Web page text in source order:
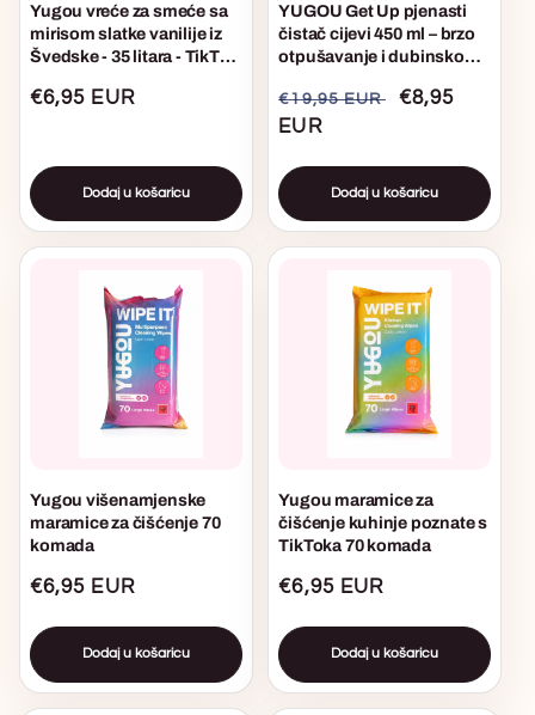
Yugou vreće za smeće sa
mirisom slatke vanilije iz
Švedske - 35 litara - TikTok
Uobičajena
€6,95 EUR
Dodaj u košaricu
YUGOU Get Up pjenasti
čistač cijevi 450 ml – brzo
otpušavanje i dubinsko
odvode
Uobičajena
cijena
€19,95 EUR
Akcijska
€8,95
EUR
Dodaj u košaricu
Yugou višenamjenske
maramice za čišćenje 70
komada
Uobičajena
€6,95 EUR
Dodaj u košaricu
Yugou maramice za
čišćenje kuhinje poznate s
TikToka 70 komada
Uobičajena
€6,95 EUR
Dodaj u košaricu